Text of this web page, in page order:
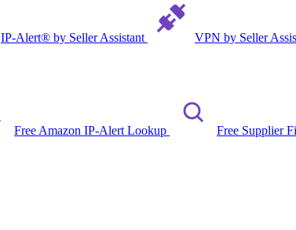
IP-Alert® by Seller Assistant
VPN by Seller
Free Amazon IP-Alert Lookup Free Supplier